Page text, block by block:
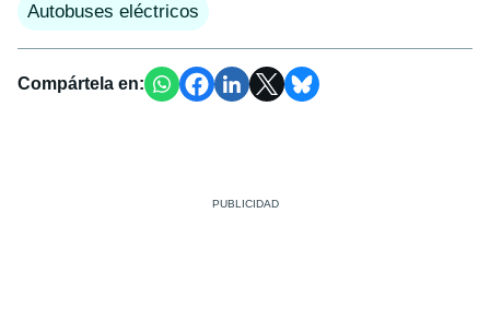
Autobuses eléctricos
Compártela en: